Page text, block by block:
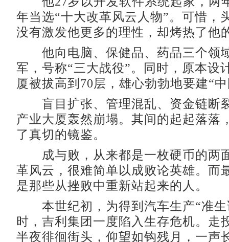
年当选“十大改革风云人物”。可惜，
没有激发他更多的理性，却烤热了他
他向电脑、保健品、药品三个领
军，号称“三大战役”。同时，原本设
厦被拔高到70层，雄心勃勃地要建“
盲目扩张、管理混乱、资金链断
产业大厦轰然崩塌。其间的起起落落
了真切的镜鉴。
成与败，从来都是一枚硬币的两
革风云，很难简单以成败论英雄。而
是那些从挫败中重新站起来的人。
本世纪初，为得到汽车生产“准生
时，吉利集团一度陷入生存危机。走
半夜徘徊街头，仰望如钩残月，一声